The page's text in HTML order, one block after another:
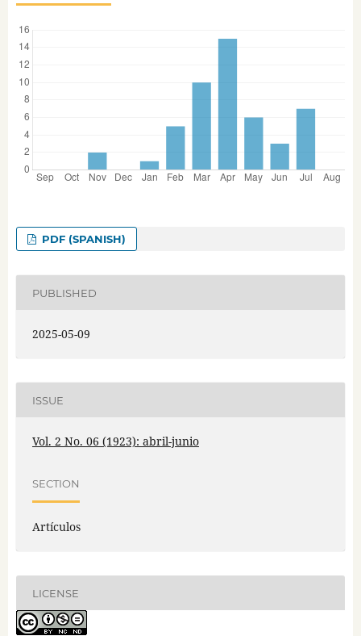
PDF (SPANISH)
PUBLISHED
2025-05-09
ISSUE
Vol. 2 No. 06 (1923): abril-junio
SECTION
Artículos
LICENSE